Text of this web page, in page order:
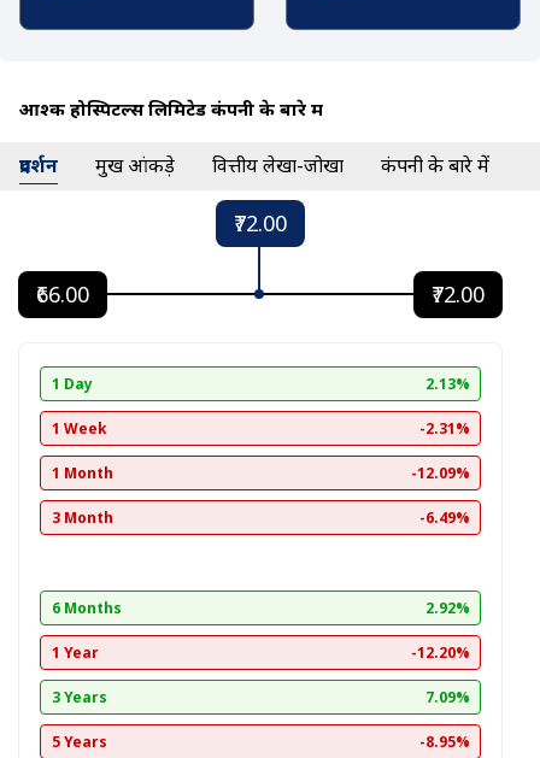
आश्क होस्पिटल्स लिमिटेड कंपनी के बारे में
प्रदर्शन प्रमुख आंकड़े वित्तीय लेखा-जोखा कंपनी के बारे में
₹72.00
₹66.00 ₹72.00
1 Day 2.13%
1 Week -2.31%
1 Month -12.09%
3 Month -6.49%
6 Months 2.92%
1 Year -12.20%
3 Years 7.09%
5 Years -8.95%